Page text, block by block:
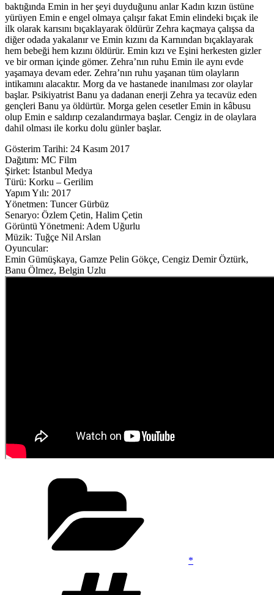
baktığında Emin in her şeyi duyduğunu anlar Kadın kızın üstüne
yürüyen Emin e engel olmaya çalışır fakat Emin elindeki bıçak ile
ilk olarak karısını bıçaklayarak öldürür Zehra kaçmaya çalışsa da
diğer odada yakalanır ve Emin kızını da Karnından bıçaklayarak
hem bebeği hem kızını öldürür. Emin kızı ve Eşini herkesten gizler
ve bir orman içinde gömer. Zehra’nın ruhu Emin ile aynı evde
yaşamaya devam eder. Zehra’nın ruhu yaşanan tüm olayların
intikamını alacaktır. Morg da ve hastanede inanılması zor olaylar
başlar. Psikiyatrist Banu ya dadanan enerji Zehra ya tecavüz eden
gençleri Banu ya öldürtür. Morga gelen cesetler Emin in kâbusu
olup Emin e saldırıp cezalandırmaya başlar. Cengiz in de olaylara
dahil olması ile korku dolu günler başlar.
Gösterim Tarihi: 24 Kasım 2017
Dağıtım: MC Film
Şirket: İstanbul Medya
Türü: Korku – Gerilim
Yapım Yılı: 2017
Yönetmen: Tuncer Gürbüz
Senaryo: Özlem Çetin, Halim Çetin
Görüntü Yönetmeni: Adem Uğurlu
Müzik: Tuğçe Nil Arslan
Oyuncular:
Emin Gümüşkaya, Gamze Pelin Gökçe, Cengiz Demir Öztürk,
Banu Ölmez, Belgin Uzlu
*